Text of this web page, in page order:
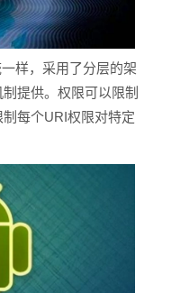
样，采用了分层的架
提供。权限可以限制
每个URI权限对特定